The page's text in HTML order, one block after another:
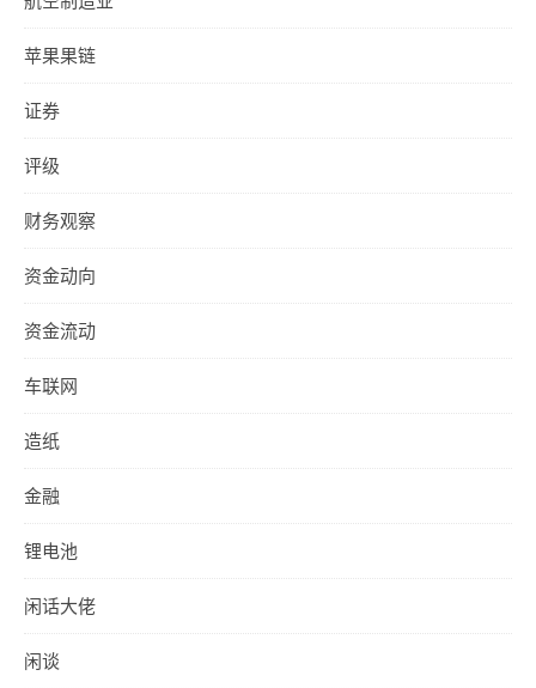
苹果果链
证券
评级
财务观察
资金动向
资金流动
车联网
造纸
金融
锂电池
闲话大佬
闲谈